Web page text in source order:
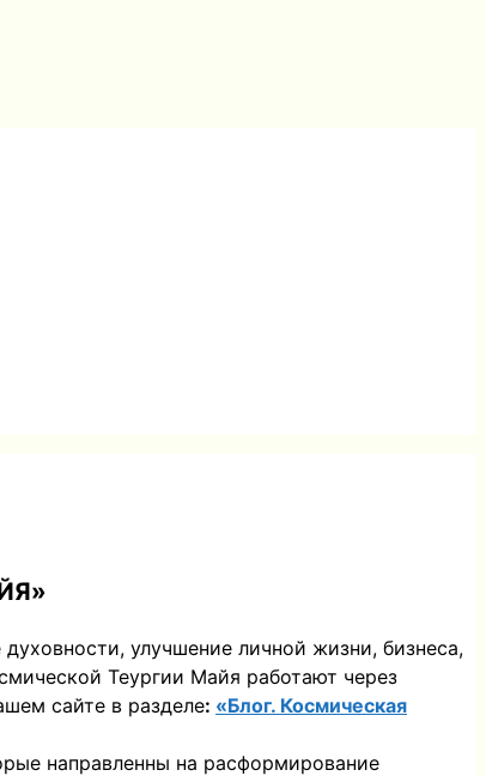
улучшение личной жизни, бизнеса,
Теургии Майя работают через
сайте в разделе: «Блог. Космическая
направленны на расформирование